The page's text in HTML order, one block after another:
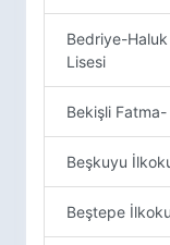
Bedriye-
Lisesi
Bekişli
Beşkuyu
Beştepe